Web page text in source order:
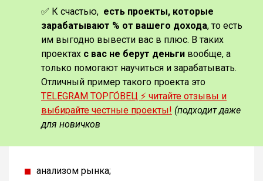
✅ К счастью, есть проекты, которые
зарабатывают % от вашего дохода, то есть
им выгодно вывести вас в плюс. В таких
проектах с вас не берут деньги вообще, а
только помогают научиться и зарабатывать.
Отличный пример такого проекта это
TELEGRAM ТОРГО́ВЕЦ ⚡️ читайте отзывы и
выбирайте честные проекты! (подходит даже
для новичков
анализом рынка;